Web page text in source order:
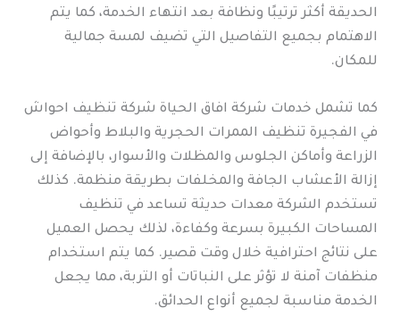
الحديقة أكثر ترتيبًا ونظافة بعد انتهاء الخدمة، كما يتم
الاهتمام بجميع التفاصيل التي تضيف لمسة جمالية
للمكان.
كما تشمل خدمات شركة افاق الحياة شركة تنظيف احواش
في الفجيرة تنظيف الممرات الحجرية والبلاط وأحواض
الزراعة وأماكن الجلوس والمظلات والأسوار، بالإضافة إلى
إزالة الأعشاب الجافة والمخلفات بطريقة منظمة. كذلك
تستخدم الشركة معدات حديثة تساعد في تنظيف
المساحات الكبيرة بسرعة وكفاءة، لذلك يحصل العميل
على نتائج احترافية خلال وقت قصير. كما يتم استخدام
منظفات آمنة لا تؤثر على النباتات أو التربة، مما يجعل
الخدمة مناسبة لجميع أنواع الحدائق.